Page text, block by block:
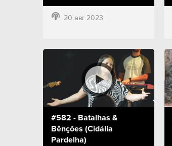
20 авг 2023
#582 - Batalhas &
Bênções (Cidália
Pardelha)